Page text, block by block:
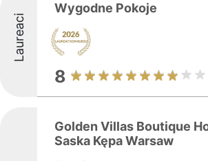
Laureaci
Wygodne Pokoje
8
Golden Villas Boutique
Saska Kępa Warsaw